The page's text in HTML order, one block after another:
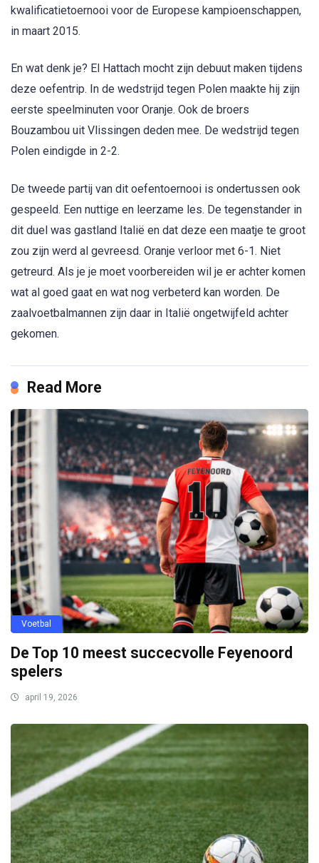
kwalificatietoernooi voor de Europese kampioenschappen,
in maart 2015.
En wat denk je? El Hattach mocht zijn debuut maken tijdens
deze oefentrip. In de wedstrijd tegen Polen maakte hij zijn
eerste speelminuten voor Oranje. Ook de broers
Bouzambou uit Vlissingen deden mee. De wedstrijd tegen
Polen eindigde in 2-2.
De tweede partij van dit oefentoernooi is ondertussen ook
gespeeld. Een nuttige en leerzame les. De tegenstander in
dit duel was gastland Italië en dat deze een maatje te groot
zou zijn werd al gevreesd. Oranje verloor met 6-1. Niet
getreurd. Als je je moet voorbereiden wil je er achter komen
wat al goed gaat en wat nog verbeterd kan worden. De
zaalvoetbalmannen zijn daar in Italië ongetwijfeld achter
gekomen.
Read More
Voetbal
De Top 10 meest succecvolle Feyenoord
spelers
april 19, 2026